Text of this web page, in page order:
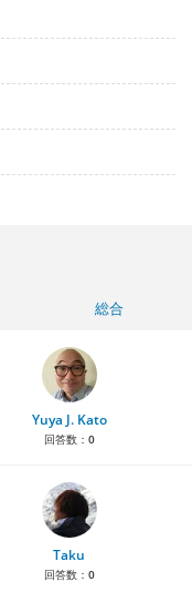
総合
Yuya J. Kato
回答数： 0
Taku
回答数： 0